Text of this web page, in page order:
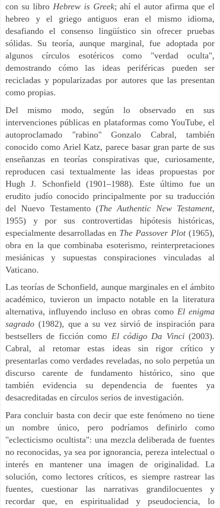
con su libro Hebrew is Greek; ahí el autor afirma que el
hebreo y el griego antiguos eran el mismo idioma,
desafiando el consenso lingüístico sin ofrecer pruebas
sólidas. Su teoría, aunque marginal, fue adoptada por
algunos círculos esotéricos como "verdad oculta",
demostrando cómo las ideas periféricas pueden ser
recicladas y popularizadas por autores que las presentan
como propias.
Del mismo modo, según lo observado en sus
intervenciones públicas en plataformas como YouTube, el
autoproclamado "rabino" Gonzalo Cabral, también
conocido como Ariel Katz, parece basar gran parte de sus
enseñanzas en teorías conspirativas que, curiosamente,
reproducen casi textualmente las ideas propuestas por
Hugh J. Schonfield (1901–1988). Este último fue un
erudito judío conocido principalmente por su traducción
del Nuevo Testamento (The Authentic New Testament,
1955) y por sus controvertidas hipótesis históricas,
especialmente desarrolladas en The Passover Plot(1965),
obra en la que combinaba esoterismo, reinterpretaciones
mesiánicas y supuestas conspiraciones vinculadas al
Vaticano.
Las teorías de Schonfield, aunque marginales en el ámbito
académico, tuvieron un impacto notable en la literatura
alternativa, influyendo incluso en obras como El enigma
sagrado (1982), que a su vez sirvió de inspiración para
bestsellers de ficción como El código Da Vinci(2003).
Cabral, al retomar estas ideas sin rigor crítico y
presentarlas como verdades reveladas, no solo perpetúa un
discurso carente de fundamento histórico, sino que
también evidencia su dependencia de fuentes ya
desacreditadas en círculos serios de investigación.
Para concluir basta con decir que este fenómeno no tiene
un nombre único, pero podríamos definirlo como
"eclecticismo ocultista": una mezcla deliberada de fuentes
no reconocidas, ya sea por ignorancia, pereza intelectual o
interés en mantener una imagen de originalidad. La
solución, como lectores críticos, es siempre rastrear las
fuentes, cuestionar las narrativas grandilocuentes y
recordar que, en espiritualidad y pseudociencia, lo